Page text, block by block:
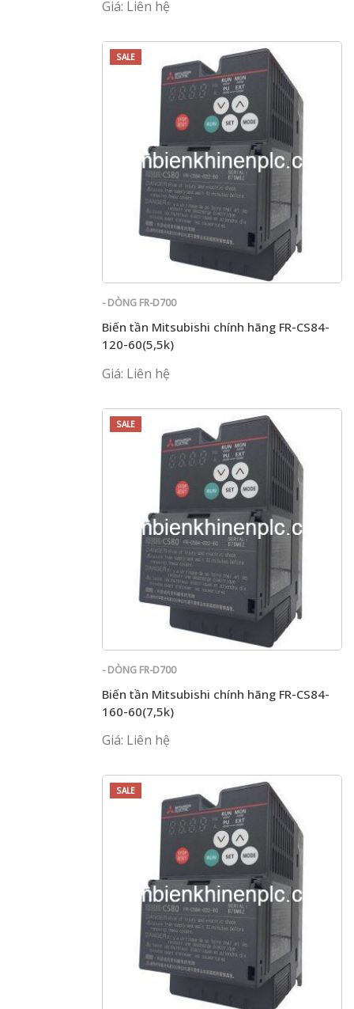
Giá: Liên hệ
SALE
- DÒNG FR-D700
Biến tần Mitsubishi chính hãng FR-CS84-
120-60(5,5k)
Giá: Liên hệ
SALE
- DÒNG FR-D700
Biến tần Mitsubishi chính hãng FR-CS84-
160-60(7,5k)
Giá: Liên hệ
SALE